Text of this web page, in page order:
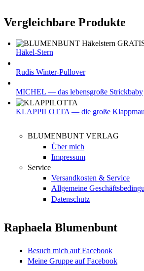
Vergleichbare Produkte
Häkel-Stern
Rudis Winter-Pullover
MICHEL — das lebensgroße Strickbaby
KLAPPILOTTA — die große
BLUMENBUNT VERLAG
Über mich
Impressum
Service
Versandkosten & Service
Allgemeine
Datenschutz
Raphaela Blumenbunt
Besuch mich auf Facebook
Meine Gruppe auf Facebook